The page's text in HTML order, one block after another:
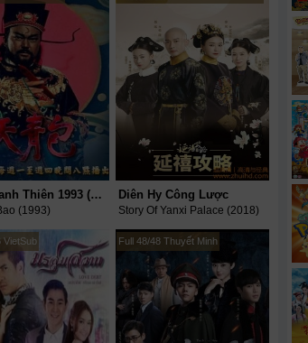
Bao Thanh Thiên 1993 (Trọn bộ 10 Phần)
(1993)
Diên Hy Công Lược
Story Of Yanxi Palace (2018)
VietSub Full 48/48 Thuyết Minh